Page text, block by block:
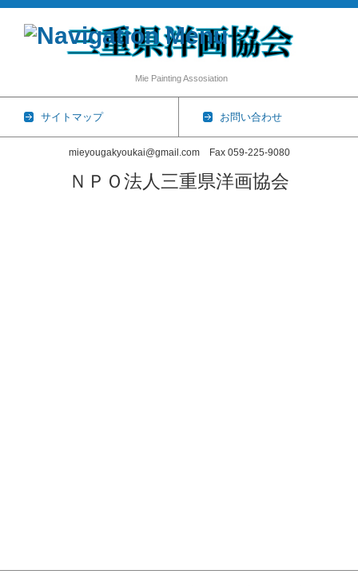
Mie Painting Assosiation
サイトマップ お問い合わせ
mieyougakyoukai@gmail.com Fax 059-225-9080
ＮＰＯ法人三重県洋画協会